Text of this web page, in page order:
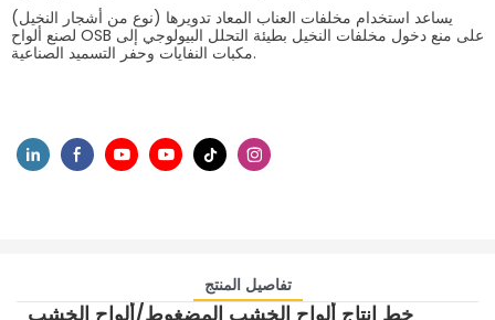
يساعد استخدام مخلفات العناب المعاد تدويرها (نوع من أشجار النخيل)
لصنع ألواح OSB على منع دخول مخلفات النخيل بطيئة التحلل البيولوجي إلى
مكبات النفايات وحفر التسميد الصناعية.
تفاصيل المنتج
خط إنتاج ألواح الخشب المضغوط/ألواح الخشب